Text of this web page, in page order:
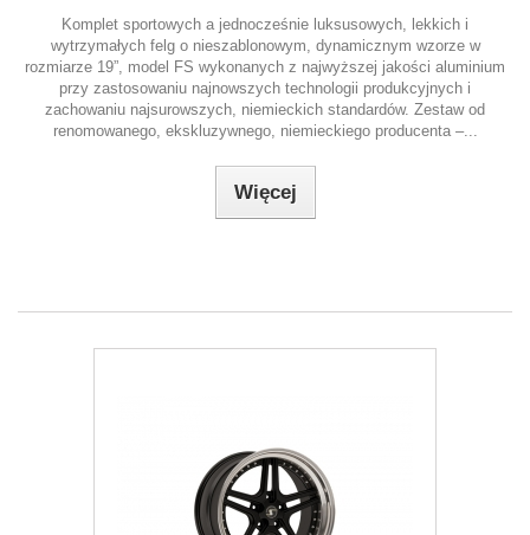
Komplet sportowych a jednocześnie luksusowych, lekkich i
wytrzymałych felg o nieszablonowym, dynamicznym wzorze w
rozmiarze 19”, model FS wykonanych z najwyższej jakości aluminium
przy zastosowaniu najnowszych technologii produkcyjnych i
zachowaniu najsurowszych, niemieckich standardów. Zestaw od
renomowanego, ekskluzywnego, niemieckiego producenta –...
Więcej